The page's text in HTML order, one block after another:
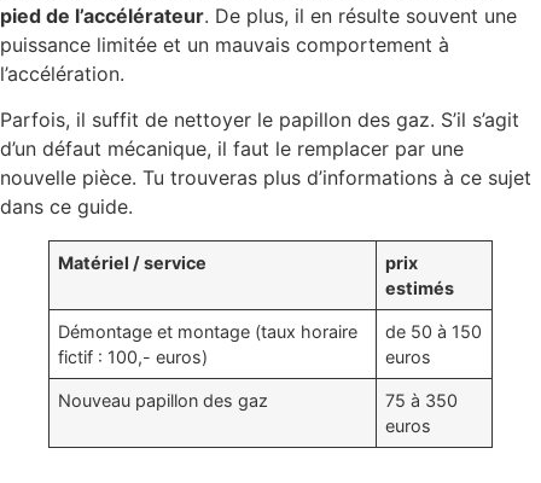
pied de l’accélérateur. De plus, il en résulte souvent une
puissance limitée et un mauvais comportement à
l’accélération.
Parfois, il suffit de nettoyer le papillon des gaz. S’il s’agit
d’un défaut mécanique, il faut le remplacer par une
nouvelle pièce. Tu trouveras plus d’informations à ce sujet
dans ce guide.
Matériel / service
prix
estimés
Démontage et montage (taux horaire
fictif : 100,- euros)
de 50 à 150
euros
Nouveau papillon des gaz
75 à 350
euros